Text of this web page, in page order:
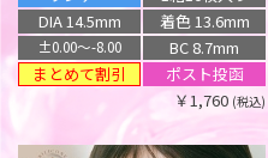
DIA 14.5mm
着色 13.6mm
±0.00〜-8.00
BC 8.7mm
まとめて割引
ポスト投函
￥1,760 (税込)
ワンデー
1箱10枚入り
DIA 14.5mm
着色 13.6mm
±0.00〜-8.00
BC 8.7mm
まとめて割引
ポスト投函
白昼夢【回らない水光】
ワンデー
1箱10枚入り
DIA 14.5mm
着色 13.8mm
±0.00〜-8.00
BC 8.7mm
￥1,815(税込)